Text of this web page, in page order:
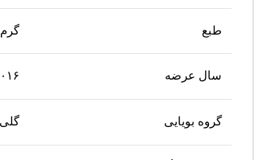
طبع گرم
سال عرضه
گروه بویایی